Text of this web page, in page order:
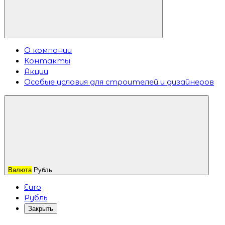
О компании
Контакты
Акции
Особые условия для строителей и дизайнеров
Валюта Рубль
Euro
Рубль
Закрыть